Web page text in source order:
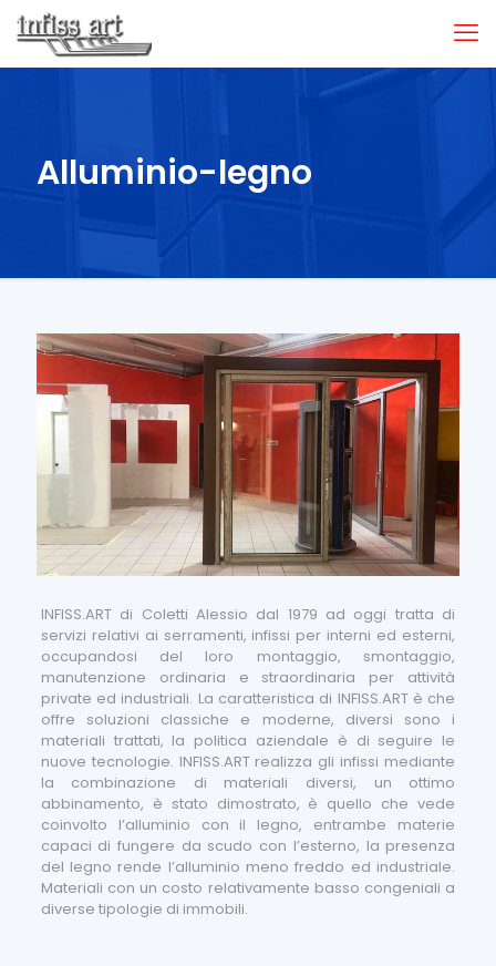
Alluminio-legno
INFISS.ART di Coletti Alessio dal 1979 ad oggi tratta di
servizi relativi ai serramenti, infissi per interni ed esterni,
occupandosi del loro montaggio, smontaggio,
manutenzione ordinaria e straordinaria per attività
private ed industriali. La caratteristica di INFISS.ART è che
offre soluzioni classiche e moderne, diversi sono i
materiali trattati, la politica aziendale è di seguire le
nuove tecnologie. INFISS.ART realizza gli infissi mediante
la combinazione di materiali diversi, un ottimo
abbinamento, è stato dimostrato, è quello che vede
coinvolto l’alluminio con il legno, entrambe materie
capaci di fungere da scudo con l’esterno, la presenza
del legno rende l’alluminio meno freddo ed industriale.
Materiali con un costo relativamente basso congeniali a
diverse tipologie di immobili.